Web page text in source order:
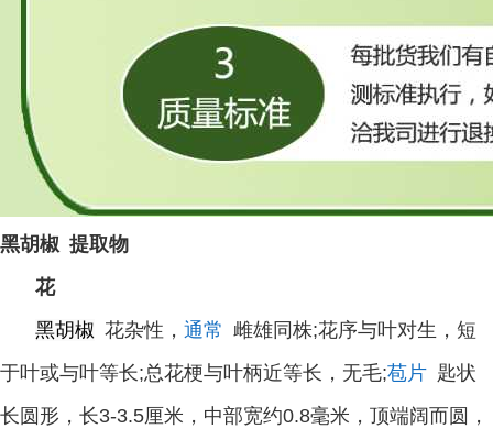
黑胡椒 提取物
花
黑胡椒 花杂性， 通常 雌雄同株;花序与叶对生，短
于叶或与叶等长;总花梗与叶柄近等长，无毛;苞片 匙状
长圆形，长3-3.5厘米，中部宽约0.8毫米，顶端阔而圆，